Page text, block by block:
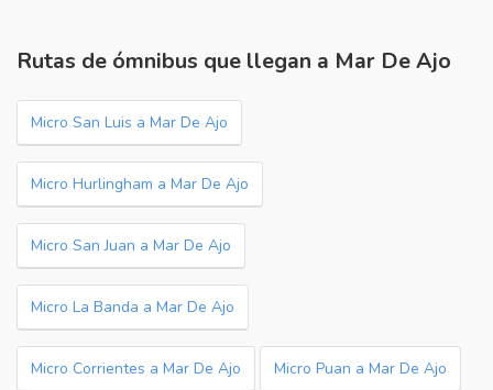
Rutas de ómnibus que llegan a Mar De Ajo
Micro San Luis a Mar De Ajo
Micro Hurlingham a Mar De Ajo
Micro San Juan a Mar De Ajo
Micro La Banda a Mar De Ajo
Micro Corrientes a Mar De Ajo Micro Puan a Mar De Ajo